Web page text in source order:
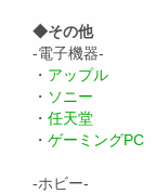
◆その他
-電子機器-
・ アップル
・ ソニー
・ 任天堂
・ ゲーミングPC
-ホビー-